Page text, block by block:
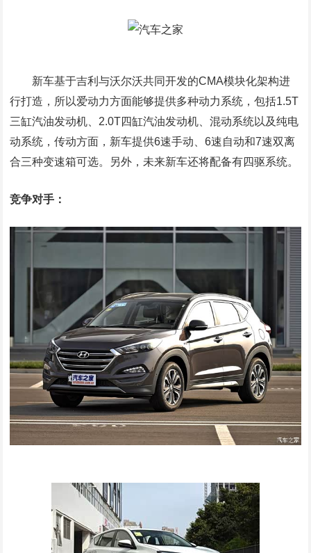
新车基于吉利与沃尔沃共同开发的CMA模块化架构进
行打造，所以爱动力方面能够提供多种动力系统，包括1.5T
三缸汽油发动机、2.0T四缸汽油发动机、混动系统以及纯电
动系统，传动方面，新车提供6速手动、6速自动和7速双离
合三种变速箱可选。另外，未来新车还将配备有四驱系统。
竞争对手：